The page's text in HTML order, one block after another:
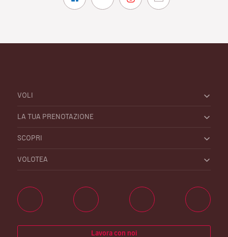
VOLI
LA TUA PRENOTAZIONE
SCOPRI
VOLOTEA
Lavora con noi